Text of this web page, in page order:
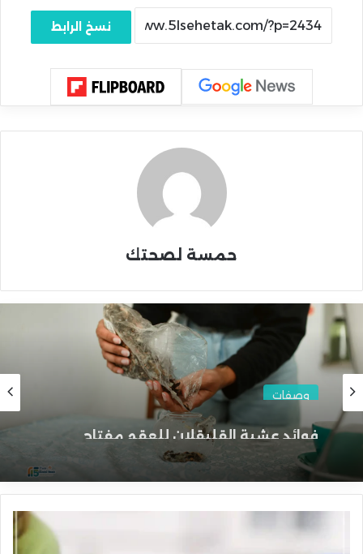
نسخ الرابط
حمسة لصحتك
وصفات
فوائد عشبة القليقلان للعقم مفتاح
الأمل للعلاج